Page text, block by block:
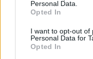
Personal Data.
Opted In
I want to opt-out of
Personal Data for
Opted In
még csak szûk
Varázszsínház -